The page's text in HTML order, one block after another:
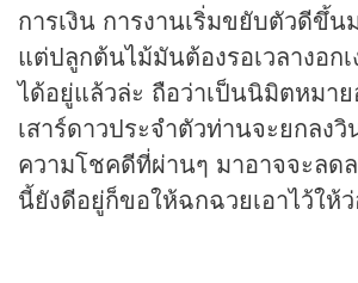
การเงิน การงานเริ่มขยับตัวดีขึ้น
แต่ปลูกต้นไม้มันต้องรอเวลางอก
ได้อยู่แล้วล่ะ ถือว่าเป็นนิมิตหมา
เสาร์ดาวประจำตัวท่านจะยกลง
ความโชคดีที่ผ่านๆ มาอาจจะลด
นี้ยังดีอยู่ก็ขอให้ฉกฉวยเอาไว้ให้ว่